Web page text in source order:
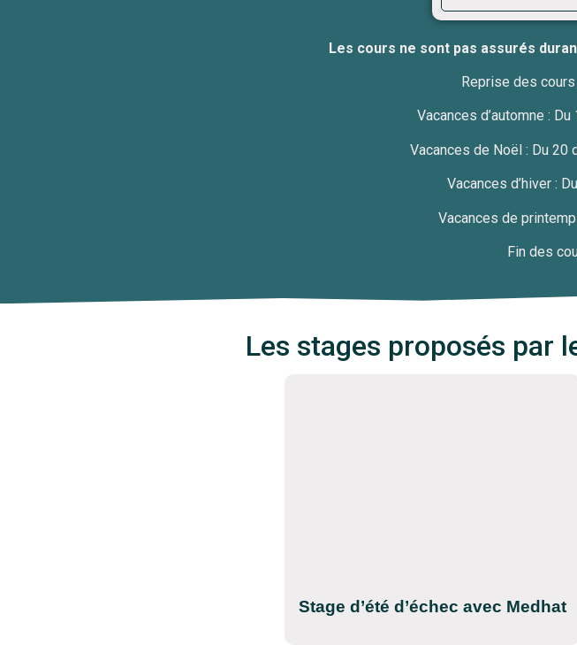
Les cours ne sont pas assurés
Reprise des cours
Vacances d’automne :
Vacances de Noël : Du 20
Vacances d’hiver :
Vacances de
Fin des
Les stages proposés par
Stage d’été d’échec avec Medhat